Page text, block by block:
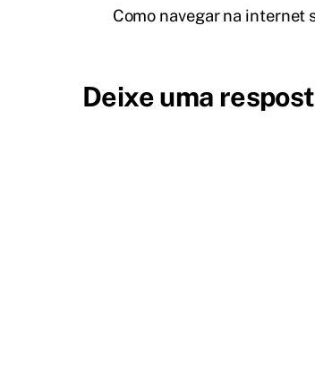
Como navegar na internet
Deixe uma